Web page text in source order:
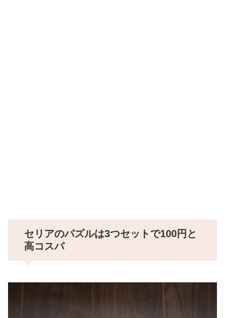
セリアのパズルは3つセットで100円と
高コスパ